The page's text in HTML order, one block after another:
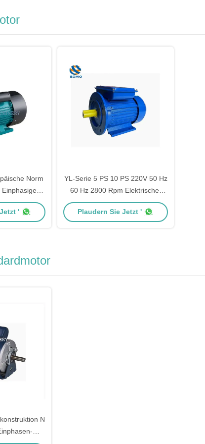
Norm
'
YL-Serie 5 PS 10 PS 220V 50 Hz
60 Hz 2800 Rpm Elektrischer
Wechselstrom-Induktionsmotor
Einphasenmotoren
Plaudern Sie Jetzt '
N